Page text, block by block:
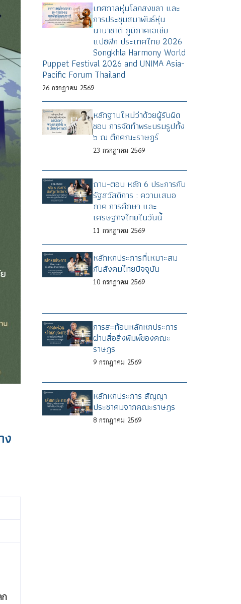
ง
เทศกาลหุ่นโลกสงขลา และ
การประชุมสมาพันธ์หุ่น
นานาชาติ ภูมิภาคเอเชีย
แปซิฟิก ประเทศไทย 2026
Songkhla Harmony World
Puppet Festival 2026 and UNIMA Asia-
Pacific Forum Thailand
26 กรกฎาคม 2569
หลักฐานใหม่ว่าด้วยผู้รับผิด
ชอบ การจัดทำพระบรมรูปทั้ง
๖ ณ ตึกคณะราษฎร์
23 กรกฎาคม 2569
ถาม-ตอบ หลัก 6 ประการกับ
รัฐสวัสดิการ : ความเสมอ
ภาค การศึกษา และ
เศรษฐกิจไทยในวันนี้
11 กรกฎาคม 2569
หลักหกประการที่เหมาะสม
กับสังคมไทยปัจจุบัน
10 กรกฎาคม 2569
การสะท้อนหลักหกประการ
ผ่านสื่อสิ่งพิมพ์ของคณะ
ราษฎร
9 กรกฎาคม 2569
หลักหกประการ สัญญา
ประชาคมจากคณะราษฎร
8 กรกฎาคม 2569